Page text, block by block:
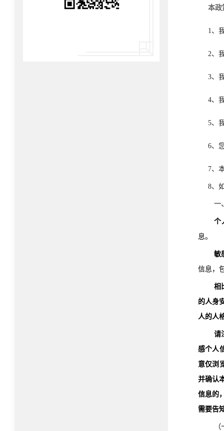
本政
1、
2、
3、
4、
5、
6、
7、
8、
一
个
息。
敏
信息，
相
的人身
人的人
请
感个人
意仅浏
并确认
信息的
需要告